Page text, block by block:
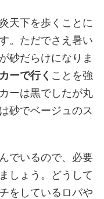
天下を歩くことに
。ただでさえ暑い
砂だらけになりま
ーで行く ことを強
ーは黒でしたが丸
砂でベージュのス
でいるので、必要
しょう。どうして
をしているロバや